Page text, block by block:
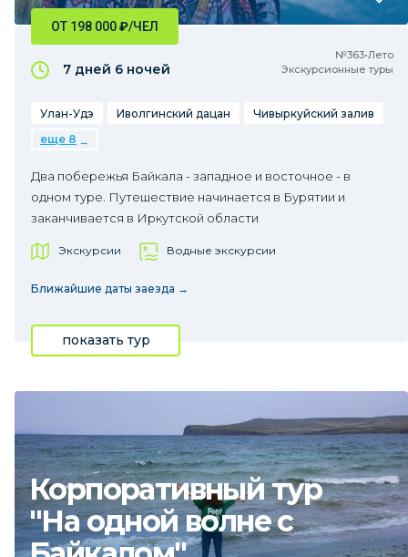
№363•Лето
Экскурсионные туры
ОТ 198 000₽/ЧЕЛ
7 дней 6 ночей
Улан-Удэ Иволгинский дацан
Чивыркуйский залив
еще 8
Два побережья Байкала - западное и восточное - в
одном туре. Путешествие начинается в Бурятии и
заканчивается в Иркутской области
Экскурсии Водные экскурсии
Ближайшие даты заезда →
показать тур
Корпоративный тур
"На одной волне с